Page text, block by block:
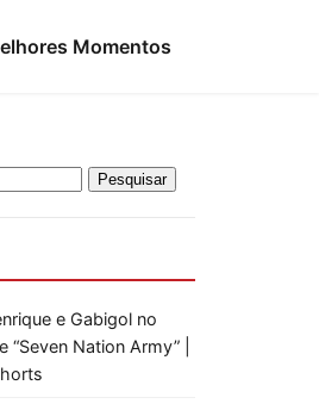
Momentos
Pesquisar
e Gabigol no
Nation Army” |